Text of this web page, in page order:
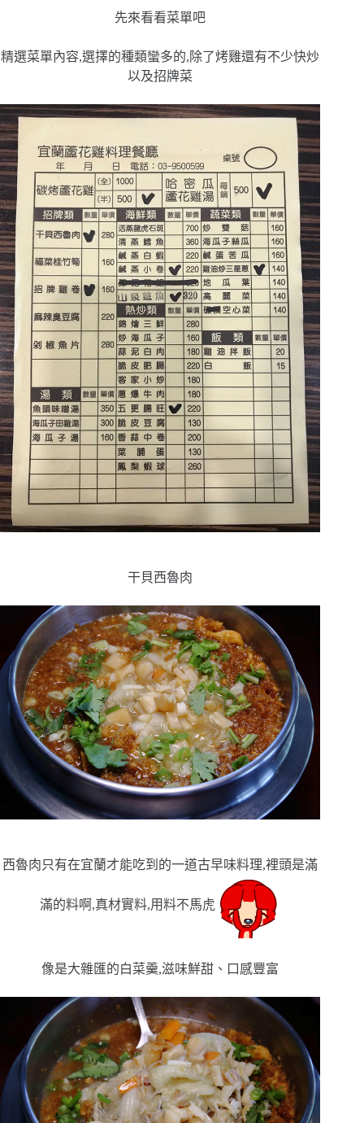
先來看看菜單吧
精選菜單內容,選擇的種類蠻多的,除了烤雞還有不少快炒
以及招牌菜
干貝西魯肉
西魯肉只有在宜蘭才能吃到的一道古早味料理,裡頭是滿
滿的料啊,真材實料,用料不馬虎
像是大雜匯的白菜羹,滋味鮮甜、口感豐富